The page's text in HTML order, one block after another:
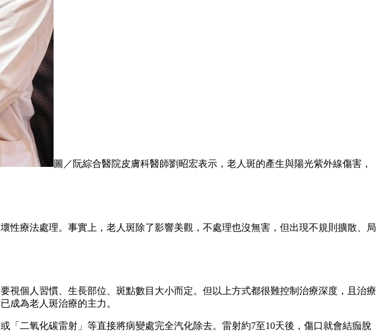
圖／阮綜合醫院皮膚科醫師劉昭宏表示，老人斑的產生與陽光紫外線傷害，
療法處理。事實上，老人斑除了影響美觀，不處理也沒無害，但出現不規則擴散、局
個人習慣、生長部位、斑點數目大小而定。但以上方式都很難控制治療深度，且治療
成為老人斑治療的主力。
二氧化碳雷射」等直接將病變處完全汽化除去。雷射約7至10天後，傷口就會結痂脫